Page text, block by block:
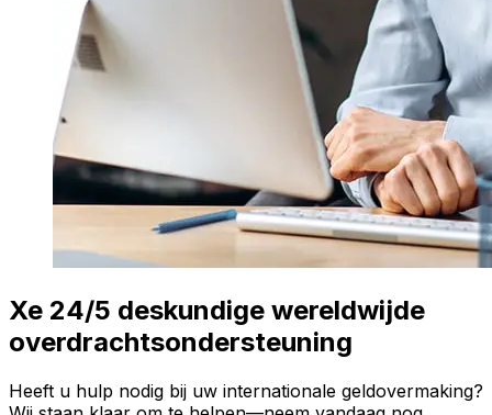
Xe 24/5 deskundige wereldwijde
overdrachtsondersteuning
Heeft u hulp nodig bij uw internationale geldovermaking?